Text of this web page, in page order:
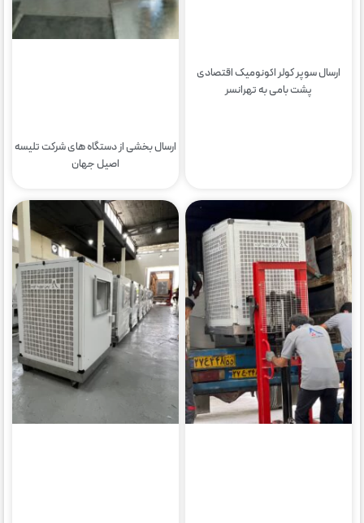
ارسال سوپر کولر اکونومیک اقتصادی
پشت بامی به تهرانسر
ارسال بخشی از دستگاه های شرکت تلیسه
اصیل جهان